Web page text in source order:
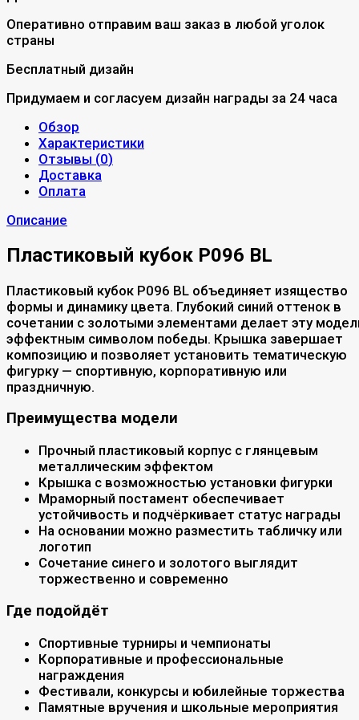
Оперативно отправим ваш заказ в любой уголок
страны
Бесплатный дизайн
Придумаем и согласуем дизайн награды за 24 часа
Обзор
Характеристики
Отзывы (0)
Доставка
Оплата
Описание
Пластиковый кубок P096 BL
Пластиковый кубок P096 BL объединяет изящество
формы и динамику цвета. Глубокий синий оттенок в
сочетании с золотыми элементами делает эту
эффектным символом победы. Крышка завершает
композицию и позволяет установить тематическую
фигурку — спортивную, корпоративную или
праздничную.
Преимущества модели
Прочный пластиковый корпус с глянцевым
металлическим эффектом
Крышка с возможностью установки фигурки
Мраморный постамент обеспечивает
устойчивость и подчёркивает статус награды
На основании можно разместить табличку или
логотип
Сочетание синего и золотого выглядит
торжественно и современно
Где подойдёт
Спортивные турниры и чемпионаты
Корпоративные и профессиональные
награждения
Фестивали, конкурсы и юбилейные торжества
Памятные вручения и школьные мероприятия